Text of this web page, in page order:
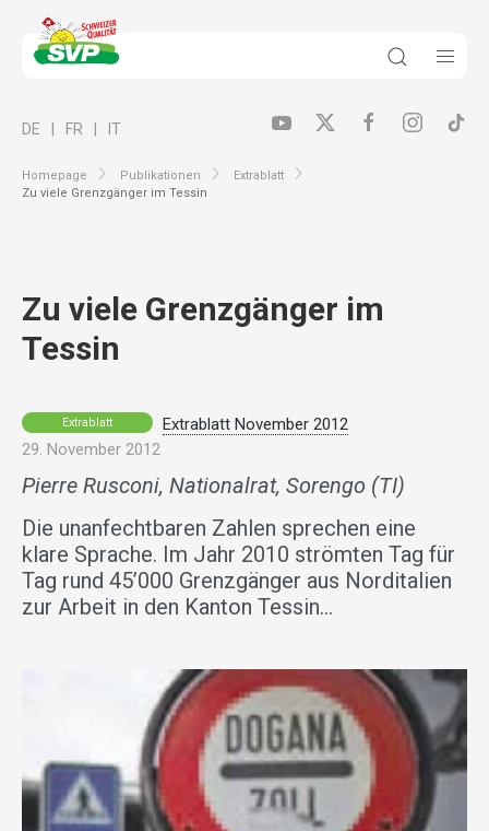
Homepage Publikationen
Extrablatt
Zu viele Grenzgänger im Tessin
DE FR IT
Zu viele Grenzgänger im
Tessin
Extrablatt
Extrablatt November 2012
29. November 2012
Pierre Rusconi, Nationalrat, Sorengo (TI)
Die unanfechtbaren Zahlen sprechen eine
klare Sprache. Im Jahr 2010 strömten Tag für
Tag rund 45’000 Grenzgänger aus Norditalien
zur Arbeit in den Kanton Tessin…